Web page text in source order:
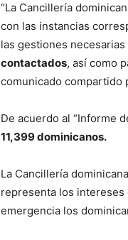
“La Cancillería
con las instancias
las gestiones necesarias
contactados, así como
comunicado compartido
De acuerdo al “Informe
11,399 dominicanos.
La Cancillería
representa los intereses
emergencia los